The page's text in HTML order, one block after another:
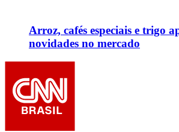
Arroz, cafés especiais e trigo
novidades no mercado